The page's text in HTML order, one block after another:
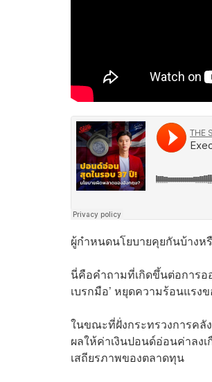
ผู้กำหนดนโยบายคุยกันบ้างห
นี่คือคำถามที่เกิดขึ้นต่อการอ
เบรกมือ’ หยุดความร้อนแรง
ในขณะที่ฝั่งกระทรวงการคลัง
ผลให้ค่าเงินปอนด์อ่อนค่าลง
เสถียรภาพของตลาดทุน